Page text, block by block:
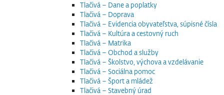
Tlačivá – Dane a poplatky
Tlačivá – Doprava
Tlačivá – Evidencia obyvateľstva, súpisné čísla
Tlačivá – Kultúra a cestovný ruch
Tlačivá – Matrika
Tlačivá – Obchod a služby
Tlačivá – Školstvo, výchova a vzdelávanie
Tlačivá – Sociálna pomoc
Tlačivá – Šport a mládež
Tlačivá – Stavebný úrad